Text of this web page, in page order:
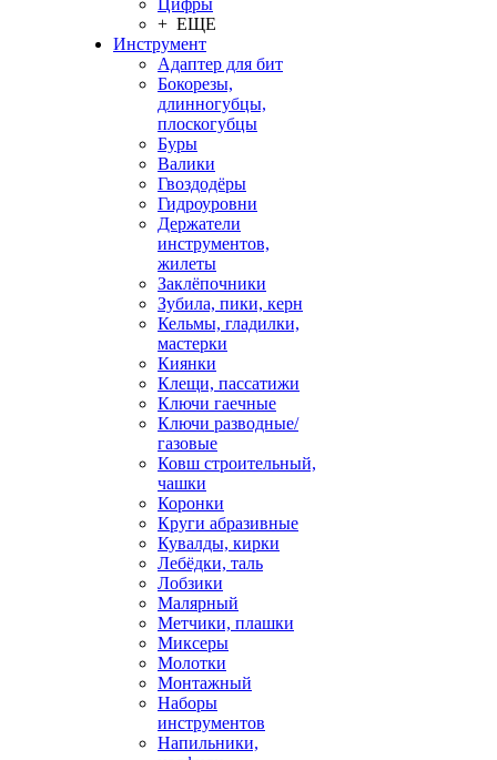
Цифры
+ ЕЩЕ
Инструмент
Адаптер для бит
Бокорезы,
длинногубцы,
плоскогубцы
Буры
Валики
Гвоздодёры
Гидроуровни
Держатели
инструментов,
жилеты
Заклёпочники
Зубила, пики, керн
Кельмы, гладилки,
мастерки
Киянки
Клещи, пассатижи
Ключи гаечные
Ключи разводные/
газовые
Ковш строительный,
чашки
Коронки
Круги абразивные
Кувалды, кирки
Лебёдки, таль
Лобзики
Малярный
Метчики, плашки
Миксеры
Молотки
Монтажный
Наборы
инструментов
Напильники,